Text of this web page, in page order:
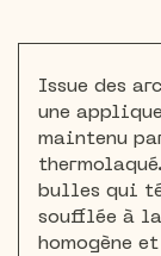
Issue des
une
maintenu
bulles qui
soufflée à
homogène